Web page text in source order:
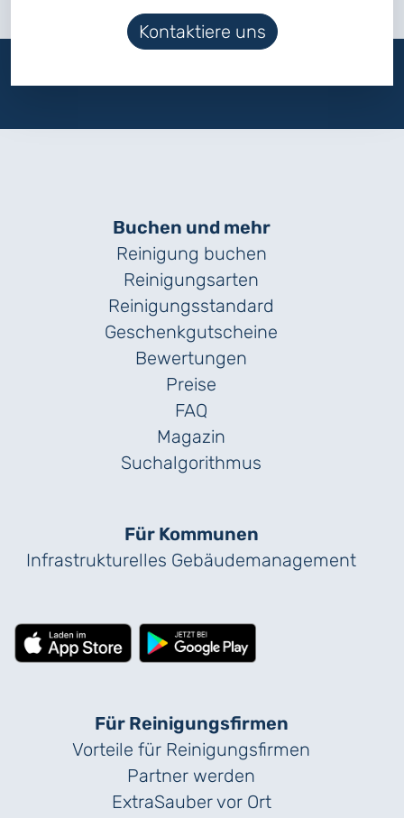
Kontaktiere uns
Buchen und mehr
Reinigung buchen
Reinigungsarten
Reinigungs­standard
Geschenk­gutscheine
Bewertungen
Preise
FAQ
Magazin
Suchalgorithmus
Für Kommunen
Infrastrukturelles Gebäude­management
Für Reinigungs­firmen
Vorteile für Reinigungs­firmen
Partner werden
ExtraSauber vor Ort